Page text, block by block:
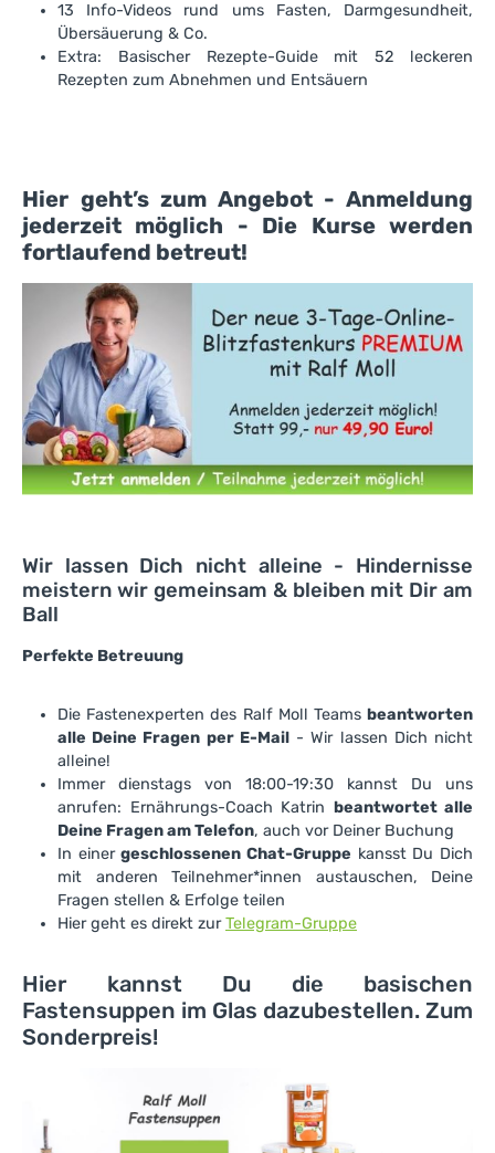
13 Info-Videos rund ums Fasten, Darmgesundheit,
Übersäuerung & Co.
Extra: Basischer Rezepte-Guide mit 52 leckeren
Rezepten zum Abnehmen und Entsäuern
Hier geht’s zum Angebot - Anmeldung
jederzeit möglich - Die Kurse werden
fortlaufend betreut!
Wir lassen Dich nicht alleine - Hindernisse
meistern wir gemeinsam & bleiben mit Dir am
Ball
Perfekte Betreuung
Die Fastenexperten des Ralf Moll Teams beantworten
alle Deine Fragen per E-Mail- Wir lassen Dich nicht
alleine!
Immer dienstags von 18:00-19:30 kannst Du uns
anrufen: Ernährungs-Coach Katrin beantwortet alle
Deine Fragen am Telefon, auch vor Deiner Buchung
In einergeschlossenen Chat-Gruppe kansst Du Dich
mit anderen Teilnehmer*innen austauschen, Deine
Fragen stellen & Erfolge teilen
Hier geht es direkt zurTelegram-Gruppe
Hier kannst Du die basischen
Fastensuppen im Glas dazubestellen. Zum
Sonderpreis!